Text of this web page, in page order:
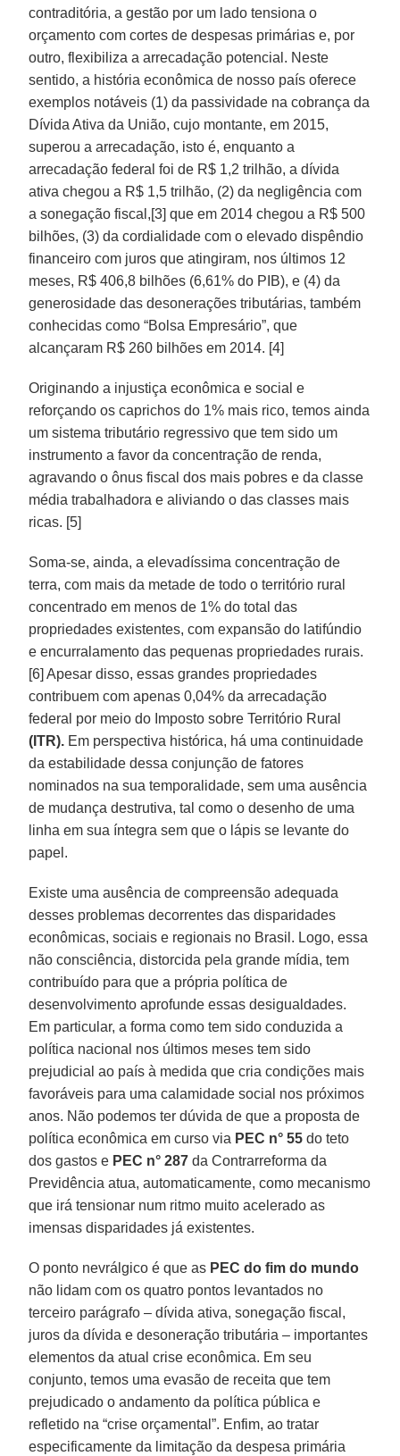
contraditória, a gestão por um lado tensiona o
orçamento com cortes de despesas primárias e, por
outro, flexibiliza a arrecadação potencial. Neste
sentido, a história econômica de nosso país oferece
exemplos notáveis (1) da passividade na cobrança da
Dívida Ativa da União, cujo montante, em 2015,
superou a arrecadação, isto é, enquanto a
arrecadação federal foi de R$ 1,2 trilhão, a dívida
ativa chegou a R$ 1,5 trilhão, (2) da negligência com
a sonegação fiscal,[3] que em 2014 chegou a R$ 500
bilhões, (3) da cordialidade com o elevado dispêndio
financeiro com juros que atingiram, nos últimos 12
meses, R$ 406,8 bilhões (6,61% do PIB), e (4) da
generosidade das desonerações tributárias, também
conhecidas como “Bolsa Empresário”, que
alcançaram R$ 260 bilhões em 2014. [4]
Originando a injustiça econômica e social e
reforçando os caprichos do 1% mais rico, temos ainda
um sistema tributário regressivo que tem sido um
instrumento a favor da concentração de renda,
agravando o ônus fiscal dos mais pobres e da classe
média trabalhadora e aliviando o das classes mais
ricas. [5]
Soma-se, ainda, a elevadíssima concentração de
terra, com mais da metade de todo o território rural
concentrado em menos de 1% do total das
propriedades existentes, com expansão do latifúndio
e encurralamento das pequenas propriedades rurais.
[6] Apesar disso, essas grandes propriedades
contribuem com apenas 0,04% da arrecadação
federal por meio do Imposto sobre Território Rural
(ITR). Em perspectiva histórica, há uma continuidade
da estabilidade dessa conjunção de fatores
nominados na sua temporalidade, sem uma ausência
de mudança destrutiva, tal como o desenho de uma
linha em sua íntegra sem que o lápis se levante do
papel.
Existe uma ausência de compreensão adequada
desses problemas decorrentes das disparidades
econômicas, sociais e regionais no Brasil. Logo, essa
não consciência, distorcida pela grande mídia, tem
contribuído para que a própria política de
desenvolvimento aprofunde essas desigualdades.
Em particular, a forma como tem sido conduzida a
política nacional nos últimos meses tem sido
prejudicial ao país à medida que cria condições mais
favoráveis para uma calamidade social nos próximos
anos. Não podemos ter dúvida de que a proposta de
política econômica em curso via PEC n° 55 do teto
dos gastos e PEC n° 287 da Contrarreforma da
Previdência atua, automaticamente, como mecanismo
que irá tensionar num ritmo muito acelerado as
imensas disparidades já existentes.
O ponto nevrálgico é que as PEC do fim do mundo
não lidam com os quatro pontos levantados no
terceiro parágrafo – dívida ativa, sonegação fiscal,
juros da dívida e desoneração tributária – importantes
elementos da atual crise econômica. Em seu
conjunto, temos uma evasão de receita que tem
prejudicado o andamento da política pública e
refletido na “crise orçamental”. Enfim, ao tratar
especificamente da limitação da despesa primária